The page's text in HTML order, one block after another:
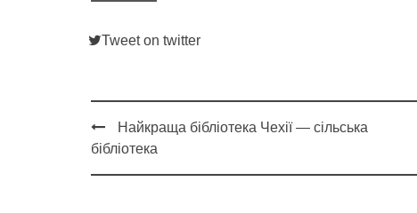
Tweet on twitter
Post
navigation
Найкраща бібліотека Чехії — сільська
бібліотека